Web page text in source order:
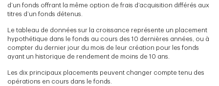
d’un fonds offrant la même option de frais d’acquisition différés aux
titres d’un fonds détenus.
Le tableau de données sur la croissance représente un placement
hypothétique dans le fonds au cours des 10 dernières années, ou à
compter du dernier jour du mois de leur création pour les fonds
ayant un historique de rendement de moins de 10 ans.
Les dix principaux placements peuvent changer compte tenu des
opérations en cours dans le fonds.